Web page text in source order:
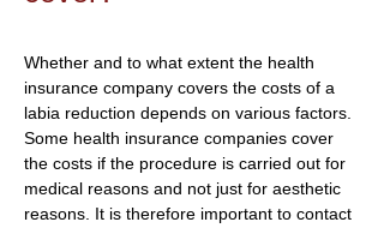
Whether and to what extent the health
insurance company covers the costs of a
labia reduction depends on various factors.
Some health insurance companies cover
the costs if the procedure is carried out for
medical reasons and not just for aesthetic
reasons. It is therefore important to contact